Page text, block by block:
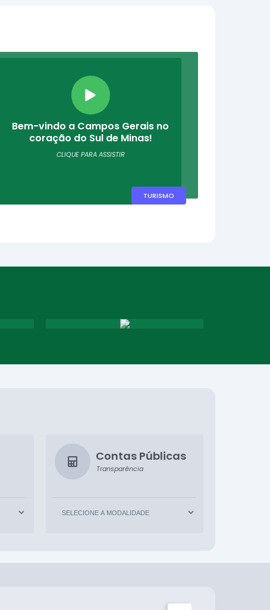
Bem-vindo a Campos Gerais no
coração do Sul de Minas!
CLIQUE PARA ASSISTIR
TURISMO
Contas Públicas
Transparência